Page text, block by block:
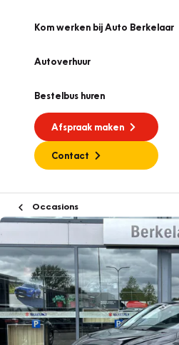
Kom werken bij Auto Berkelaar
Autoverhuur
Bestelbus huren
Afspraak maken
Contact
Occasions